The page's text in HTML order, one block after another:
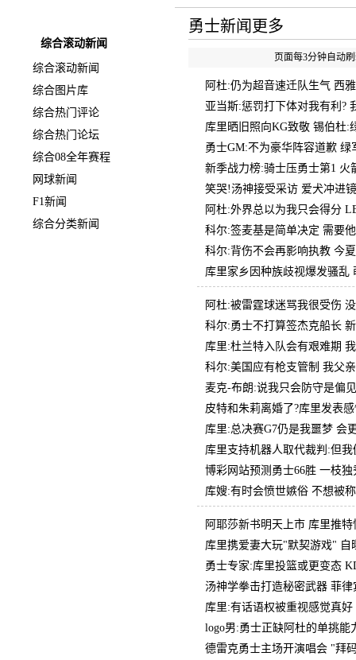
综合滚动新闻
综合滚动新闻
综合图片库
综合热门评论
综合热门论坛
综合08全年赛程
网球新闻
F1新闻
综合分类新闻
勇士新闻更多
页面每3分钟自动
阿杜:仍为超音速迁队生气 西
亚当斯:惩罚打下体对我有利?
库里晒旧照向KG致敬 锡伯杜:
勇士GM:不为豪华阵容道歉 绿
新季战力榜:骑士压勇士第1 火
笑哭!汤神接受采访 爱犬冲进
阿杜:外界总以为我只会得分
科尔:签麦基是简单决定 需要
科尔:背伤不会再影响执教 今
库里家乡因种族歧视爆发骚乱
阿杜:被雷霆球迷骂我很受伤
科尔:勇士不打算签杰克船长
库里:杜兰特入队会有艰难期
科尔:美国应有枪支管制 我父
麦克-布朗:说我只会防守是偏
皮特和朱莉离婚了?库里发表
库里:总决赛G7仍是我噩梦 会
库里支持机器人取代裁判:但
博彩网站预测勇士66胜 一枝
库嫂:有时会愤世嫉俗 不想被
阿耶莎新书明天上市 库里推
库里携爱妻大玩"默契游戏" 自
勇士专家:库里投篮或更变态
汤神学拳击打造秘密武器 菲
库里:有话语权被重视感觉真
logo男:勇士正缺阿杜的单挑能
德雷克勇士主场开演唱会 "拜